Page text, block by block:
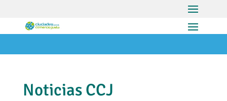
Noticias CCJ